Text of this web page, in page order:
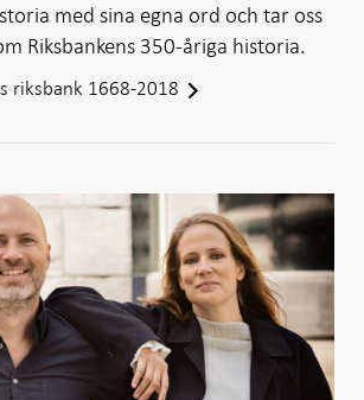
med sina egna ord och tar oss
Riksbankens 350-åriga historia.
riksbank 1668-2018